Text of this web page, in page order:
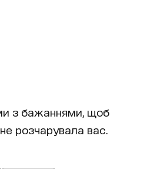
з бажаннями, щоб
розчарувала вас.